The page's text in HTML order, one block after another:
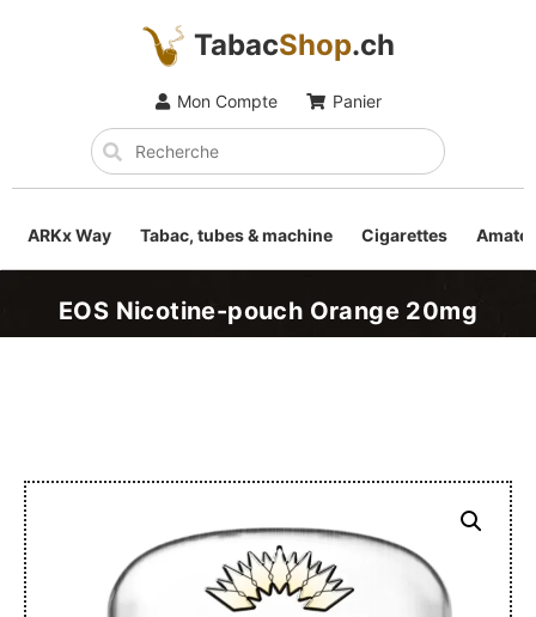
TabacShop.ch
Mon Compte Panier
ARKx Way Tabac, tubes & machine Cigarettes
EOS Nicotine-pouch Orange 20mg